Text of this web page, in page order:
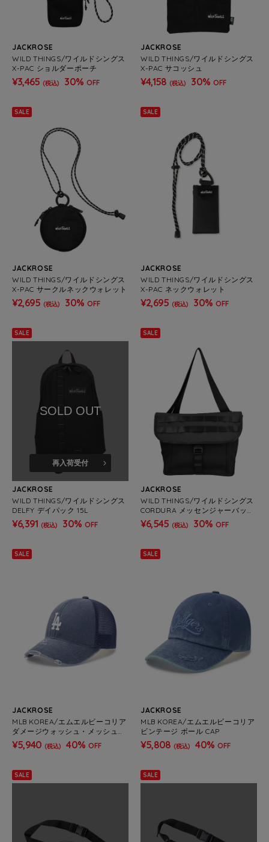
JACKROSE
WILD THINGS/ワイルドシングス
X-PAC ショルダーポーチ
¥3,465 (税込) 30% OFF
JACKROSE
WILD THINGS/ワイルドシングス
X-PAC サコッシュ
¥4,158 (税込) 30% OFF
SALE
JACKROSE
WILD THINGS/ワイルドシングス
X-PAC サークルネックウォレット
¥2,695 (税込) 30% OFF
SALE
JACKROSE
WILD THINGS/ワイルドシングス
X-PAC ネックウォレット
¥2,695 (税込) 30% OFF
SALE
SOLD OUT
再入荷受付
JACKROSE
WILD THINGS/ワイルドシングス
DELFY デイパック 15L
¥6,391 (税込) 30% OFF
SALE
JACKROSE
WILD THINGS/ワイルドシングス
CORDURA メッセンジャーバッグ
S 5L
¥6,545 (税込) 30% OFF
SALE
JACKROSE
MLB KOREA/エムエルビーコリア
ダメージウォッシュ・メッシュ・
CAP
¥5,940 (税込) 40% OFF
SALE
JACKROSE
MLB KOREA/エムエルビーコリア
ビンテージ ボール CAP
¥5,808 (税込) 40% OFF
SALE SALE